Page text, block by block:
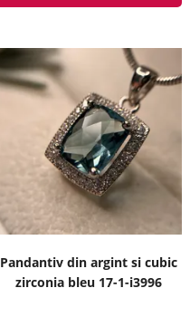
Pandantiv din argint si cubic
zirconia bleu 17-1-i3996